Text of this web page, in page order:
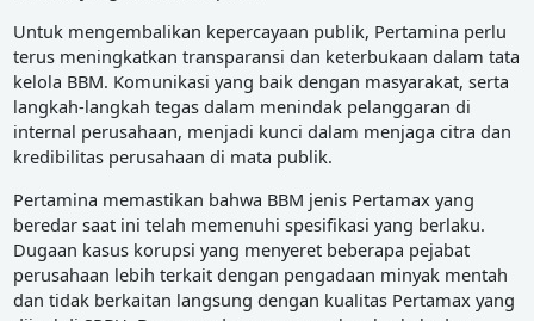
Untuk mengembalikan kepercayaan publik, Pertamina perlu
terus meningkatkan transparansi dan keterbukaan dalam tata
kelola BBM. Komunikasi yang baik dengan masyarakat, serta
langkah-langkah tegas dalam menindak pelanggaran di
internal perusahaan, menjadi kunci dalam menjaga citra dan
kredibilitas perusahaan di mata publik.
Pertamina memastikan bahwa BBM jenis Pertamax yang
beredar saat ini telah memenuhi spesifikasi yang berlaku.
Dugaan kasus korupsi yang menyeret beberapa pejabat
perusahaan lebih terkait dengan pengadaan minyak mentah
dan tidak berkaitan langsung dengan kualitas Pertamax yang